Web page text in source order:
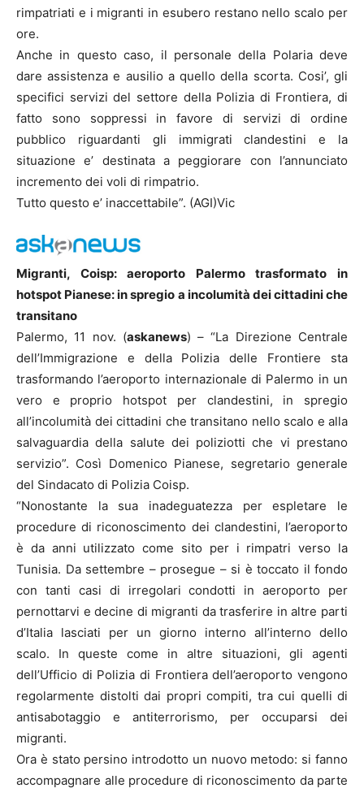
rimpatriati e i migranti in esubero restano nello scalo per
ore.
Anche in questo caso, il personale della Polaria deve
dare assistenza e ausilio a quello della scorta. Cosi’, gli
specifici servizi del settore della Polizia di Frontiera, di
fatto sono soppressi in favore di servizi di ordine
pubblico riguardanti gli immigrati clandestini e la
situazione e’ destinata a peggiorare con l’annunciato
incremento dei voli di rimpatrio.
Tutto questo e’ inaccettabile”. (AGI)Vic
Migranti, Coisp: aeroporto Palermo trasformato in
hotspot Pianese: in spregio a incolumità dei cittadini che
transitano
Palermo, 11 nov. (askanews) – “La Direzione Centrale
dell’Immigrazione e della Polizia delle Frontiere sta
trasformando l’aeroporto internazionale di Palermo in un
vero e proprio hotspot per clandestini, in spregio
all’incolumità dei cittadini che transitano nello scalo e alla
salvaguardia della salute dei poliziotti che vi prestano
servizio”. Così Domenico Pianese, segretario generale
del Sindacato di Polizia Coisp.
“Nonostante la sua inadeguatezza per espletare le
procedure di riconoscimento dei clandestini, l’aeroporto
è da anni utilizzato come sito per i rimpatri verso la
Tunisia. Da settembre – prosegue – si è toccato il fondo
con tanti casi di irregolari condotti in aeroporto per
pernottarvi e decine di migranti da trasferire in altre parti
d’Italia lasciati per un giorno interno all’interno dello
scalo. In queste come in altre situazioni, gli agenti
dell’Ufficio di Polizia di Frontiera dell’aeroporto vengono
regolarmente distolti dai propri compiti, tra cui quelli di
antisabotaggio e antiterrorismo, per occuparsi dei
migranti.
Ora è stato persino introdotto un nuovo metodo: si fanno
accompagnare alle procedure di riconoscimento da parte